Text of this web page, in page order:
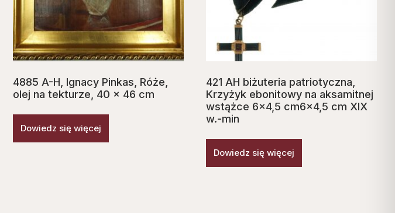
4885 A-H, Ignacy Pinkas, Róże,
olej na tekturze, 40 x 46 cm
Dowiedz się więcej
421 AH biżuteria patriotyczna,
Krzyżyk ebonitowy na aksamitnej
wstążce 6×4,5 cm6x4,5 cm XIX
w.-min
Dowiedz się więcej